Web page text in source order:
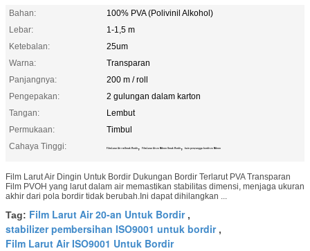
Bahan:
100% PVA (Polivinil Alkohol)
Lebar:
1-1,5 m
Ketebalan:
25um
Warna:
Transparan
Panjangnya:
200 m / roll
Pengepakan:
2 gulungan dalam karton
Tangan:
Lembut
Permukaan:
Timbul
Cahaya Tinggi:
Film Larut Air 1m Untuk Bordir , Film Larut Air 25 Mikron Untuk Bordir , kain penyangga bordir 25 Mikron
Film Larut Air Dingin Untuk Bordir Dukungan Bordir Terlarut PVA Transparan
Film PVOH yang larut dalam air memastikan stabilitas dimensi, menjaga ukuran
akhir dari pola bordir tidak berubah.Ini dapat dihilangkan ...
Tag: Film Larut Air 20-an Untuk Bordir,
stabilizer pembersihan ISO9001 untuk bordir,
Film Larut Air ISO9001 Untuk Bordir